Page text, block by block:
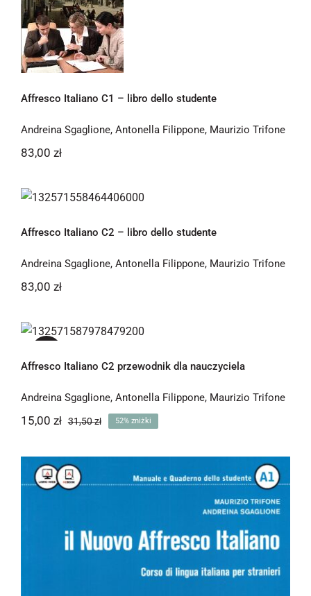
Affresco Italiano C1 – libro dello studente
Andreina Sgaglione, Antonella Filippone, Maurizio Trifone
83,00 zł
Affresco Italiano C2 – libro dello
studente
Affresco Italiano C2 – libro dello studente
Andreina Sgaglione, Antonella Filippone, Maurizio Trifone
83,00 zł
Affresco Italiano C2 przewodnik dla
nauczyciela
Affresco Italiano C2 przewodnik dla nauczyciela
Andreina Sgaglione, Antonella Filippone, Maurizio Trifone
31,50złPierwotna
wynosiła:
15,00 zł
Aktualna
wynosi:
52% zniżki